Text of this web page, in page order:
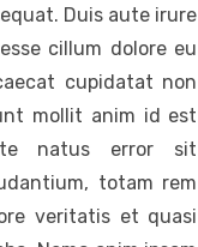
Duis aute irure
cillum dolore eu
cupidatat non
mollit anim id est
natus error sit
totam rem
veritatis et quasi